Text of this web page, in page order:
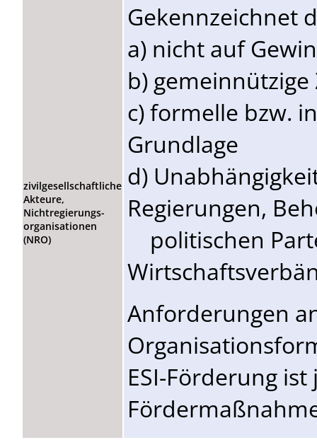
zivilgesellschaftliche
Akteure,
Nichtregierungs-
organisationen
(NRO)
Gekennzeichnet
a) nicht auf
b) gemeinnützige
c) formelle bzw.
Grundlage
d)
Regierungen,
politischen
Anforderungen
ESI-Förderung ist